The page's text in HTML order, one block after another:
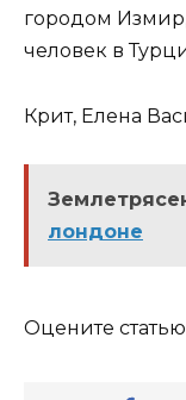
городом Измир,
человек в
Крит, Елена
лондоне
Оцените статью